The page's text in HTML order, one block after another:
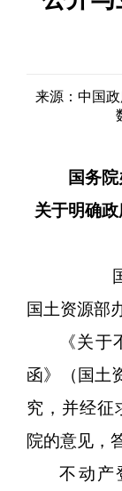
来源：中国政
国务
关于明确
国土资源部
《关
函》（国土
究，并经征
院的意见，
不动产